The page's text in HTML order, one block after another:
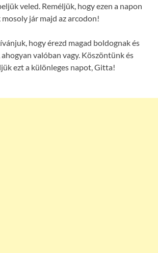
veled. Reméljük, hogy ezen a napon
mosoly jár majd az arcodon!
hogy érezd magad boldognak és
valóban vagy. Köszöntünk és
ezt a különleges napot, Gitta!